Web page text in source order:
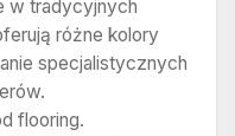
w tradycyjnych
różne kolory
specjalistycznych
flooring.